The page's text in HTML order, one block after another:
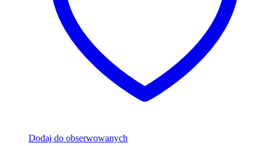
Dodaj do obserwowanych